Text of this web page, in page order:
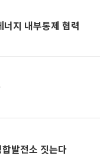
지 내부통제 협력
발전소 짓는다